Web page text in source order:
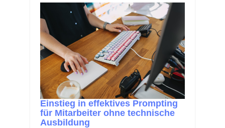
Einstieg in effektives Prompting
für Mitarbeiter ohne technische
Ausbildung